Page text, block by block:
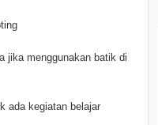
jika menggunakan batik di
ada kegiatan belajar